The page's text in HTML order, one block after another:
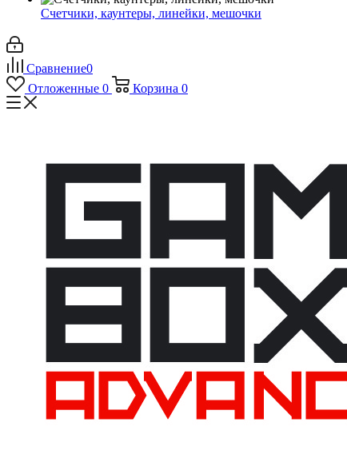
Счетчики, каунтеры, линейки, мешочки
Сравнение0
Отложенные 0 Корзина 0